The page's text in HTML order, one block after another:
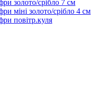
золото/срібло 7 см
міні золото/срібло 4 см
повітр.куля